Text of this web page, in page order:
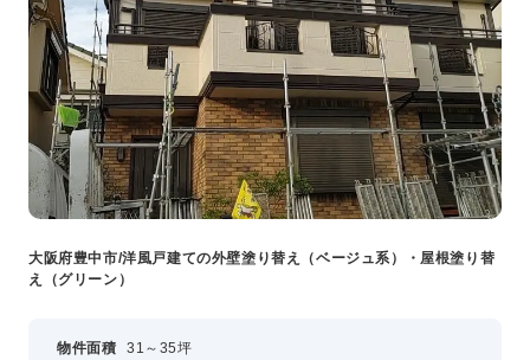
大阪府豊中市/洋風戸建ての外壁塗り替え（ベージュ系）・屋根塗り替
え（グリーン）
物件面積 31～35坪